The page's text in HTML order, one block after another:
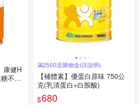
康健H
不甜
飲適
滿2500送購物金(詳說明)
【補體素】優蛋白原味 750公
克(乳清蛋白+白胺酸)
$680